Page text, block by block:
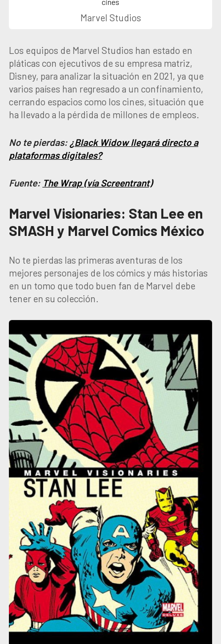
Marvel Studios
Los equipos de Marvel Studios han estado en
pláticas con ejecutivos de su empresa matriz,
Disney, para analizar la situación en 2021, ya que
varios países han regresado a un confinamiento,
cerrando espacios como los cines, situación que
ha llevado a la pérdida de millones de empleos.
No te pierdas: ¿Black Widow llegará directo a
plataformas digitales?
Fuente: The Wrap (vía Screentrant)
Marvel Visionaries: Stan Lee en
SMASH y Marvel Comics México
No te pierdas las primeras aventuras de los
mejores personajes de los cómics y más historias
en un tomo que todo buen fan de Marvel debe
tener en su colección.